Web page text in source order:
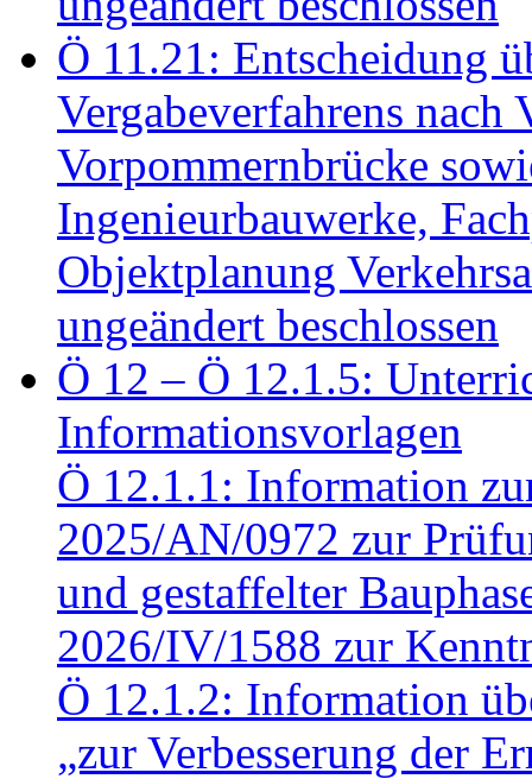
Ö 11.21: Entscheidung
Vergabeverfahrens
Vorpommernbrücke
Ingenieurbauwerke,
Objektplanung
ungeändert beschlossen
Ö 12 – Ö 12.1.5:
Informationsvorlagen
Ö 12.1.1: Information
2025/AN/0972 zur
und gestaffelter
2026/IV/1588 zur
Ö 12.1.2: Information
„zur Verbesserung der